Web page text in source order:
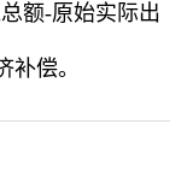
额-原始实际出
补偿。